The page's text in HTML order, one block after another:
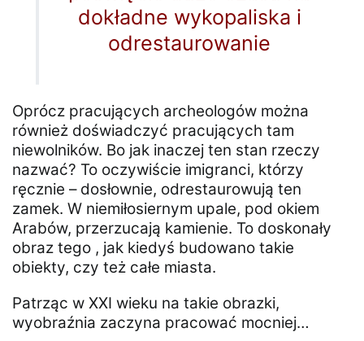
dokładne wykopaliska i
odrestaurowanie
Oprócz pracujących archeologów można
również doświadczyć pracujących tam
niewolników. Bo jak inaczej ten stan rzeczy
nazwać? To oczywiście imigranci, którzy
ręcznie – dosłownie, odrestaurowują ten
zamek. W niemiłosiernym upale, pod okiem
Arabów, przerzucają kamienie. To doskonały
obraz tego , jak kiedyś budowano takie
obiekty, czy też całe miasta.
Patrząc w XXI wieku na takie obrazki,
wyobraźnia zaczyna pracować mocniej…